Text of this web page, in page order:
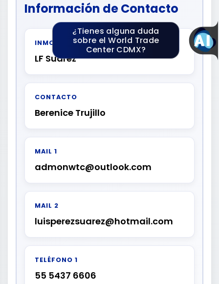
Información de Contacto
INMOBILIARIA
LF Suarez
CONTACTO
Berenice Trujillo
MAIL 1
admonwtc@outlook.com
MAIL 2
luisperezsuarez@hotmail.com
TELÉFONO 1
55 5437 6606
¿Tienes alguna duda
sobre el World Trade
Center CDMX?